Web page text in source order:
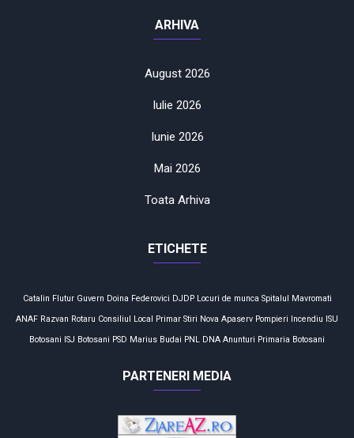
ARHIVA
August 2026
Iulie 2026
Iunie 2026
Mai 2026
Toata Arhiva
ETICHETE
Catalin Flutur Guvern Doina Federovici DJDP Locuri de munca Spitalul Mavromati
ANAF Razvan Rotaru Consiliul Local Primar Stiri Nova Apaserv Pompieri Incendiu ISU
Botosani ISJ Botosani PSD Marius Budai PNL DNA Anunturi Primaria Botosani
PARTENERI MEDIA